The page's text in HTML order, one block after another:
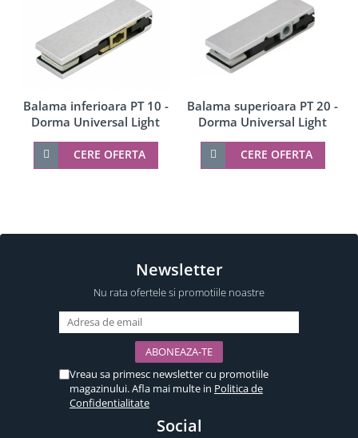
Balama inferioara PT 10 -
Dorma Universal Light
CERE OFERTA
Balama superioara PT 20 -
Dorma Universal Light
CERE OFERTA
Newsletter
Nu rata ofertele si promotiile noastre
Vreau sa primesc newsletter cu promotiile
magazinului. Afla mai multe in Politica de
Confidentialitate
Social